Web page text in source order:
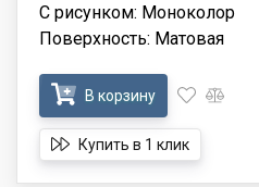
С рисунком: Моноколор
Поверхность: Матовая
В корзину
Купить в 1 клик